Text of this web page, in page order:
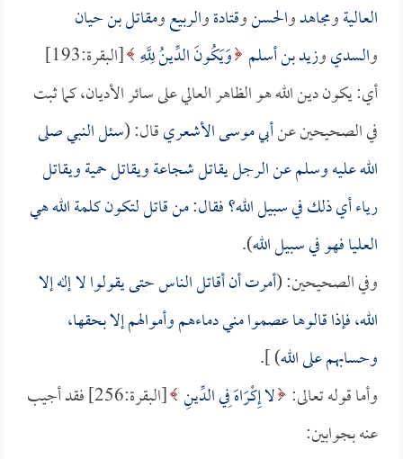
العاليةومجاهدوالحسنوقتادةوالربيعومقاتل بن حيان
والسديوزيد بن أسلم وَيَكُونَ الدِّينُ لِلَّهِ
[البقرة:193]
أي: يكون دين الله هو الظاهر العالي على سائر الأديان، كما ثبت
في الصحيحين عنأبي موسى الأشعريقال: (سئل النبي صلى
الله عليه وسلم عن الرجل يقاتل شجاعة ويقاتل حمية ويقاتل
رياء أي ذلك في سبيل الله؟ فقال: من قاتل لتكون كلمة الله هي
العليا فهو في سبيل الله).
وفي الصحيحين: (أمرت أن أقاتل الناس حتى يقولوا لا إله إلا
الله، فإذا قالوها عصموا مني دماءهم وأموالهم إلا بحقها،
وحسابهم على الله) ].
وأما قوله تعالى: لا إِكْرَاهَ فِي الدِّينِ
[البقرة:256] فقد أجيب
عنه بجوابين: